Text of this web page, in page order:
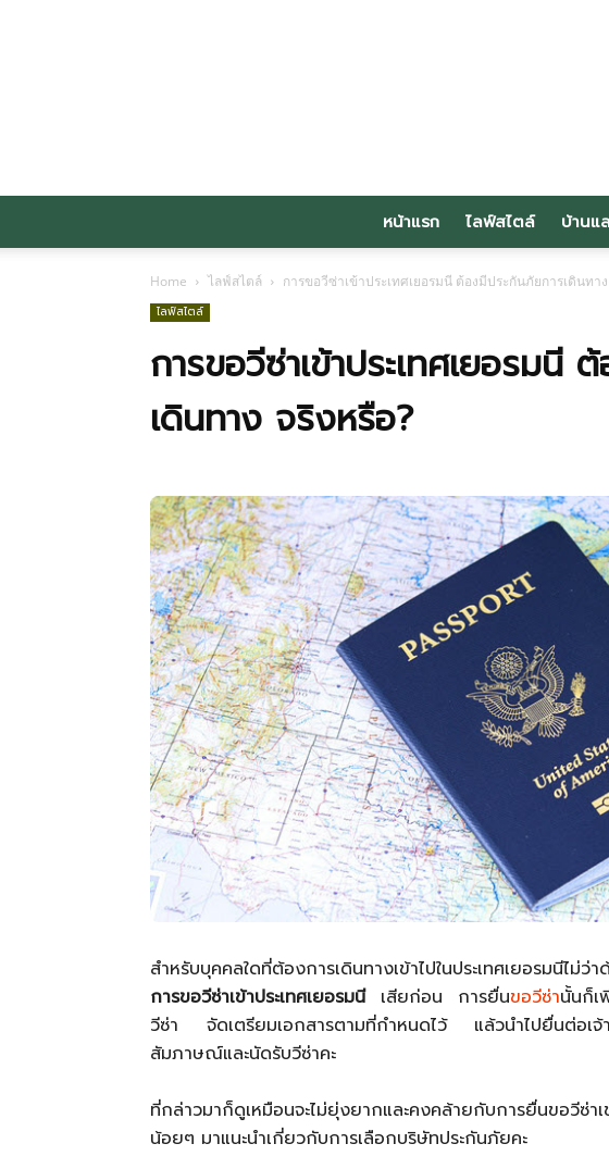
หน้าแรก ไลฟ์สไตล์ บ้านแ
Home ไลฟ์สไตล์ การขอวีซ่าเข้าประเทศเยอรมนี ต้องมีประกันภัยการเดินทาง
ไลฟ์สไตล์
การขอวีซ่าเข้าประเทศเยอรมนี
เดินทาง จริงหรือ?
สำหรับบุคคลใดที่ต้องการเดินทางเข้าไปในประเทศเยอรมนีไม่
การขอวีซ่าเข้าประเทศเยอรมนีเสียก่อน การยื่นขอวีซ่านั้นก็เ
วีซ่า จัดเตรียมเอกสารตามที่กำหนดไว้ แล้วนำไปยื่นต่อเจ้
สัมภาษณ์และนัดรับวีซ่าคะ
ที่กล่าวมาก็ดูเหมือนจะไม่ยุ่งยากและคงคล้ายกับการยื่นขอวี
น้อยๆ มาแนะนำเกี่ยวกับการเลือกบริษัทประกันภัยคะ